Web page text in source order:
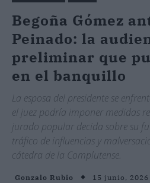
Begoña Gómez
Peinado: la
preliminar que
en el banquillo
La esposa del presidente se
el juez podría imponer medidas
jurado popular decida sobre su
tráfico de influencias y
cátedra de la Complutense.
Gonzalo Rubio 15 junio, 2026